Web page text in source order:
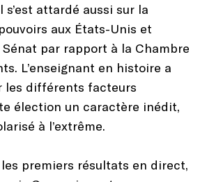
attardé aussi sur la
aux États-Unis et
Sénat par rapport à la Chambre
L’enseignant en histoire a
les différents facteurs
élection un caractère inédit,
à l’extrême.
premiers résultats en direct,